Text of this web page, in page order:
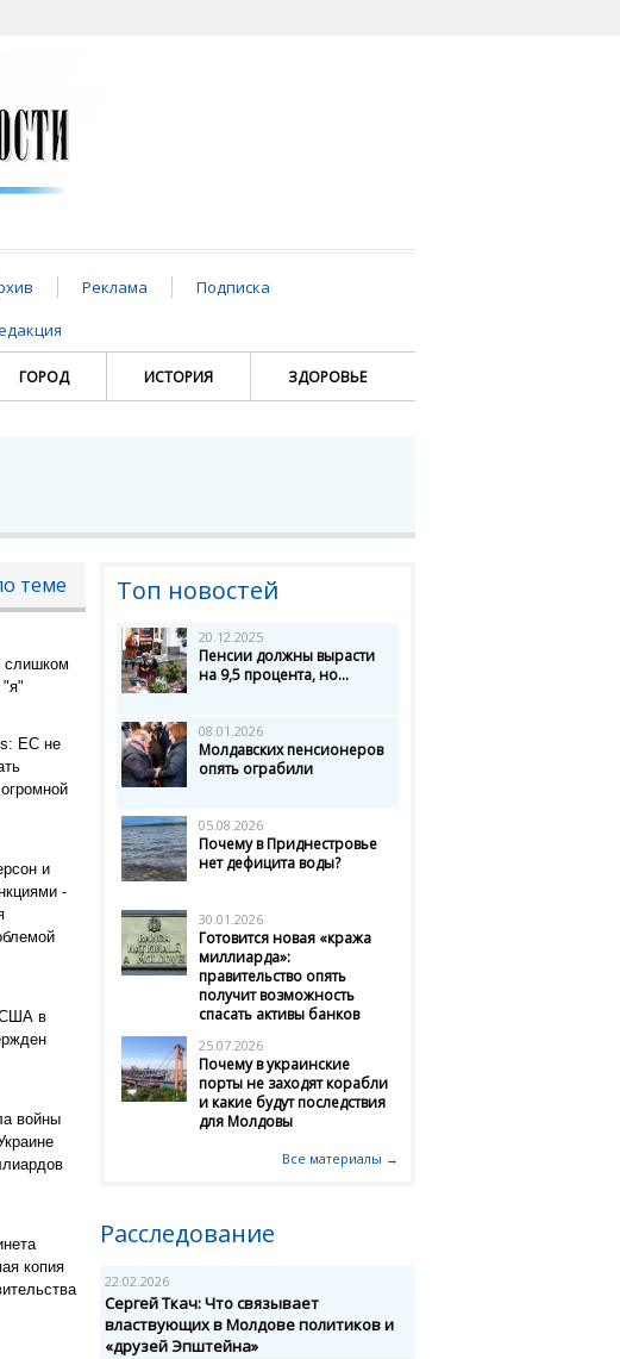
Реклама
Подписка
ГОРОД ИСТОРИЯ ЗДОРОВЬЕ
теме
"я"
ЕС не
и
-
США в
войны
копия
Топ новостей
20.12.2025
Пенсии должны вырасти
на 9,5 процента, но...
08.01.2026
Молдавских пенсионеров
опять ограбили
05.08.2026
Почему в Приднестровье
нет дефицита воды?
30.01.2026
Готовится новая «кража
миллиарда»:
правительство опять
получит возможность
спасать активы банков
25.07.2026
Почему в украинские
порты не заходят корабли
и какие будут последствия
для Молдовы
Все материалы →
Расследование
22.02.2026
Сергей Ткач: Что связывает
властвующих в Молдове политиков и
«друзей Эпштейна»